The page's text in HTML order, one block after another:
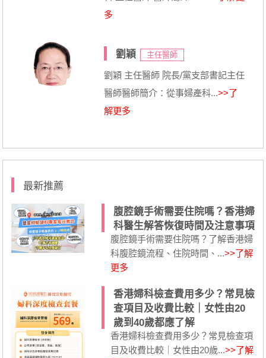
多
劉穎 主任醫師
劉穎 主任醫師 院長/黨支部書記主任
醫師醫師簡介：從事婦產科...>>了
解更多
最新推薦
腹腔鏡手術需要住院嗎？香港婦
科醫生解答恢復時間及注意事項
腹腔鏡手術需要住院嗎？了解香港婦
科腹腔鏡流程、住院時間、...>>了解
更多
香港婦科檢查費用多少？常見檢
查項目及收費比較｜女性由20
歲到40歲都應了解
香港婦科檢查費用多少？常見檢查項
目及收費比較｜女性由20歲...>>了解